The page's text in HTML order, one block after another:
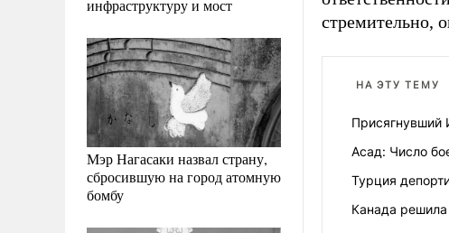
инфраструктуру и мост
Мэр Нагасаки назвал страну,
сбросившую на город атомную
бомбу
стремительно,
НА ЭТУ ТЕМУ
Присягнувший
Асад: Число
Турция
Канада